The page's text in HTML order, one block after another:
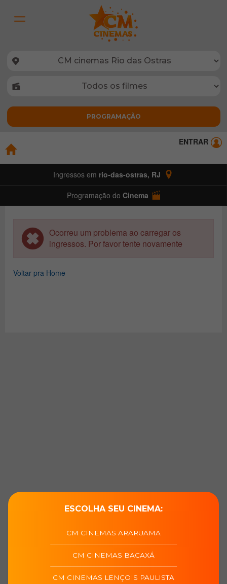
ESCOLHA SEU CINEMA:
CM CINEMAS ARARUAMA
CM CINEMAS BACAXÁ
CM CINEMAS LENÇOIS PAULISTA